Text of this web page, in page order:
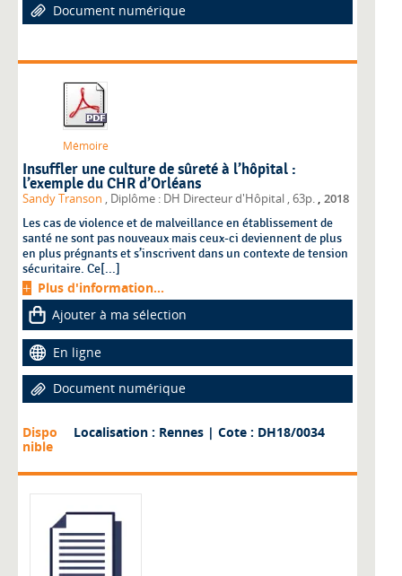
Document numérique
Mémoire
Insuffler une culture de sûreté à l’hôpital :
l’exemple du CHR d’Orléans
Sandy Transon , Diplôme : DH Directeur d'Hôpital , 63p. , 2018
Les cas de violence et de malveillance en établissement de
santé ne sont pas nouveaux mais ceux-ci deviennent de plus
en plus prégnants et s’inscrivent dans un contexte de tension
sécuritaire. Ce[...]
Plus d'information...
Ajouter à ma sélection
En ligne
Document numérique
Dispo
nible
Localisation : Rennes | Cote : DH18/0034